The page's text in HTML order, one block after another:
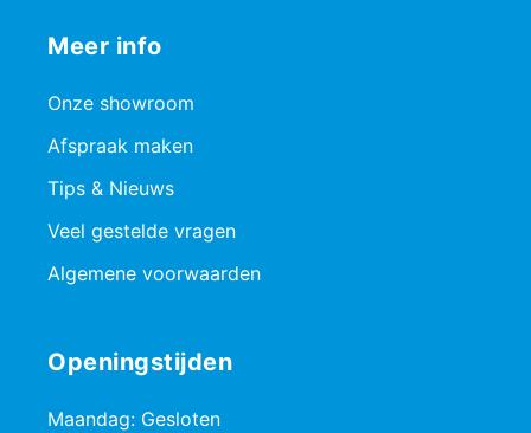
Meer info
Onze showroom
Afspraak maken
Tips & Nieuws
Veel gestelde vragen
Algemene voorwaarden
Openingstijden
Maandag: Gesloten